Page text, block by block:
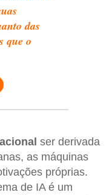
das
que o
ser derivada
as máquinas
próprias.
de IA é um